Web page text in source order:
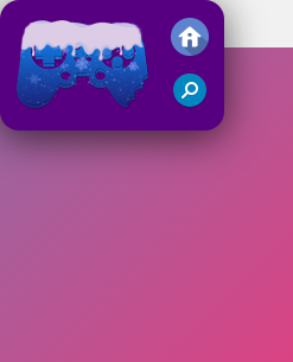
Juegos Friv 2018
Pool Merge